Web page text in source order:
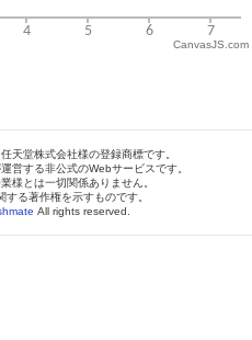
CanvasJS.com
天堂株式会社様の登録商標です。
営する非公式のWebサービスです。
様とは一切関係ありません。
る著作権を示すものです。
All rights reserved.